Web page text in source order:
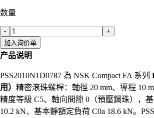
数量
-
+
加入询价单
产品说明
PSS2010N1D0787 為 NSK Compact FA 系列
用） 精密滾珠螺桿：軸徑 20 mm、導程 10
精度等級 C5、軸向間隙 0（預壓鋼珠），
10.2 kN、基本靜額定負荷 C0a 18.6 kN。